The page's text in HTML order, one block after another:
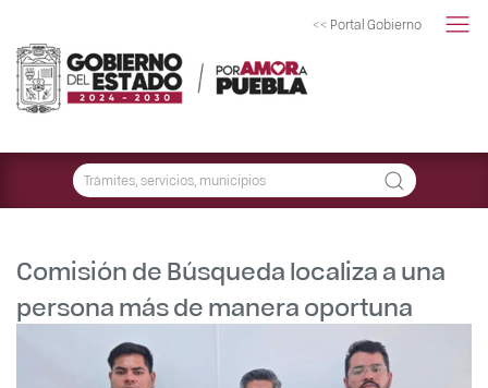
<< Portal Gobierno
Comisión de Búsqueda localiza a una
persona más de manera oportuna